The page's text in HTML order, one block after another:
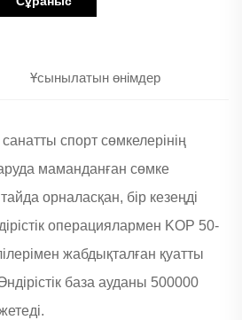
Ұсынылатын өнімдер
спорт сөмкелерінің
маманданған сөмке
орналасқан, бір кезеңді
операциялармен KOP 50-
жабдықталған қуатты
база ауданы 500000